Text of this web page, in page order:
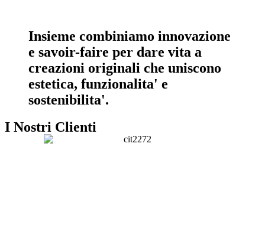
Insieme combiniamo innovazione
e savoir-faire per dare vita a
creazioni originali che uniscono
estetica, funzionalita' e
sostenibilita'.
I Nostri Clienti